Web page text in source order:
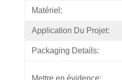
Matériel:
Application Du Projet:
Packaging Details:
Mettre en évidence: